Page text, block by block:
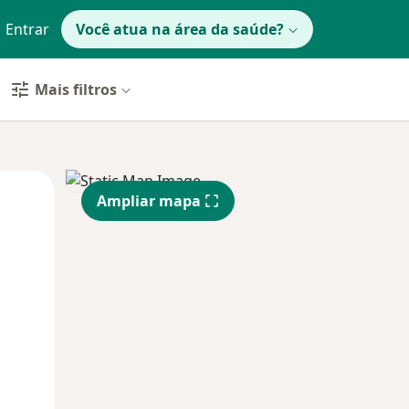
Entrar Você atua na área da saúde?
Mais filtros
Segunda-feira Ter,
11 Ago
Qua
12 Ago
Ampliar mapa